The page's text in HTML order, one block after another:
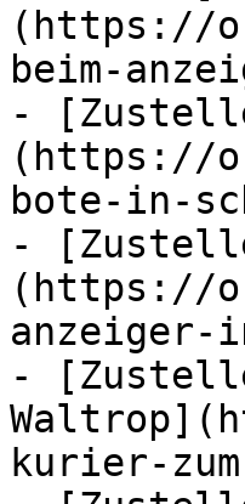
(https://
beim-
-
(https://
bote-in-
-
(https://
anzeiger-
-
kurier-